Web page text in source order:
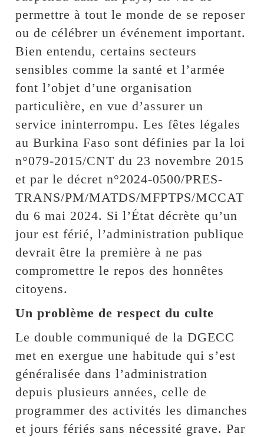
permettre à tout le monde de se reposer
ou de célébrer un événement important.
Bien entendu, certains secteurs
sensibles comme la santé et l’armée
font l’objet d’une organisation
particulière, en vue d’assurer un
service ininterrompu. Les fêtes légales
au Burkina Faso sont définies par la loi
n°079-2015/CNT du 23 novembre 2015
et par le décret n°2024-0500/PRES-
TRANS/PM/MATDS/MFPTPS/MCCAT
du 6 mai 2024. Si l’État décrète qu’un
jour est férié, l’administration publique
devrait être la première à ne pas
compromettre le repos des honnêtes
citoyens.
Un problème de respect du culte
Le double communiqué de la DGECC
met en exergue une habitude qui s’est
généralisée dans l’administration
depuis plusieurs années, celle de
programmer des activités les dimanches
et jours fériés sans nécessité grave. Par